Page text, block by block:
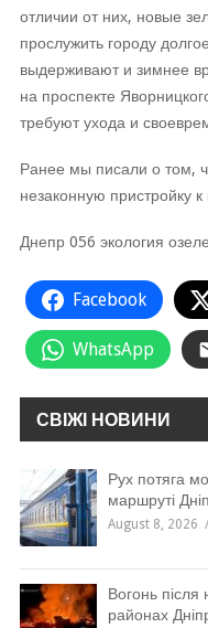
отличии от них, новые
прослужить городу
выдерживают и зимнее
на проспекте
требуют ухода и
Ранее мы писали о том,
незаконную пристройку к
Днепр 056 экология
Facebook
WhatsApp
СВІЖІ НОВИНИ
Рух потяга
маршруті
August 8, 2026
Вогонь після
районах